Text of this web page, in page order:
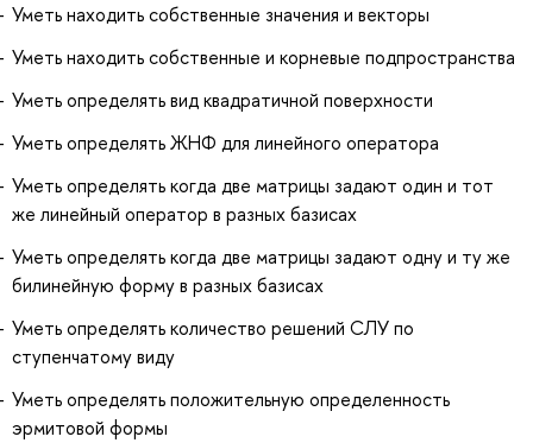
Уметь находить собственные значения и векторы
Уметь находить собственные и корневые подпространства
Уметь определять вид квадратичной поверхности
Уметь определять ЖНФ для линейного оператора
Уметь определять когда две матрицы задают один и тот
же линейный оператор в разных базисах
Уметь определять когда две матрицы задают одну и ту же
билинейную форму в разных базисах
Уметь определять количество решений СЛУ по
ступенчатому виду
Уметь определять положительную определенность
эрмитовой формы